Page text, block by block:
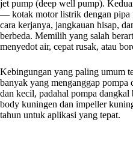
jet pump (deep well pump).
— kotak motor listrik dengan
cara kerjanya, jangkauan hisap,
berbeda. Memilih yang salah
menyedot air, cepat rusak, atau
Kebingungan yang paling umum
banyak yang menganggap pompa
dan kecil, padahal pompa
body kuningen dan impeller
tahun untuk aplikasi yang tepat.